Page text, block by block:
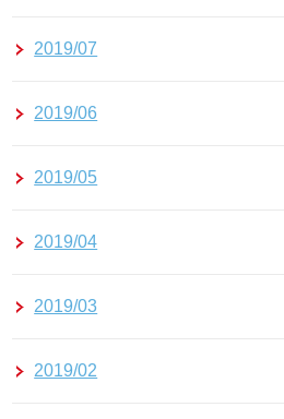
2019/07
2019/06
2019/05
2019/04
2019/03
2019/02